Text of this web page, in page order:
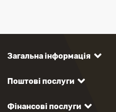
Загальна інформація
Поштові послуги
Фінансові послуги